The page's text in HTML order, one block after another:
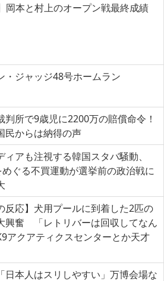
岡本と村上のオープン戦最終成績
・ジャッジ48号ホームラン
判所で9歳児に2200万の賠償命令！
民からは納得の声
ィアも注視する韓国スタバ騒動、
ぐる不買運動が選挙前の政治戦に
反応】犬用プールに到着した2匹の
興奮 「レトリバーは回収してなん
アクアティクスセンターとか天才
日本人はスリしやすい」万博会場な